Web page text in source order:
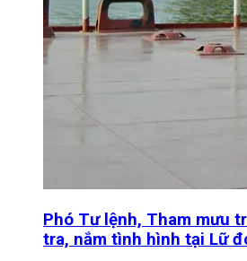
Phó Tư lệnh, Tham mưu
tra, nắm tình hình tại Lữ